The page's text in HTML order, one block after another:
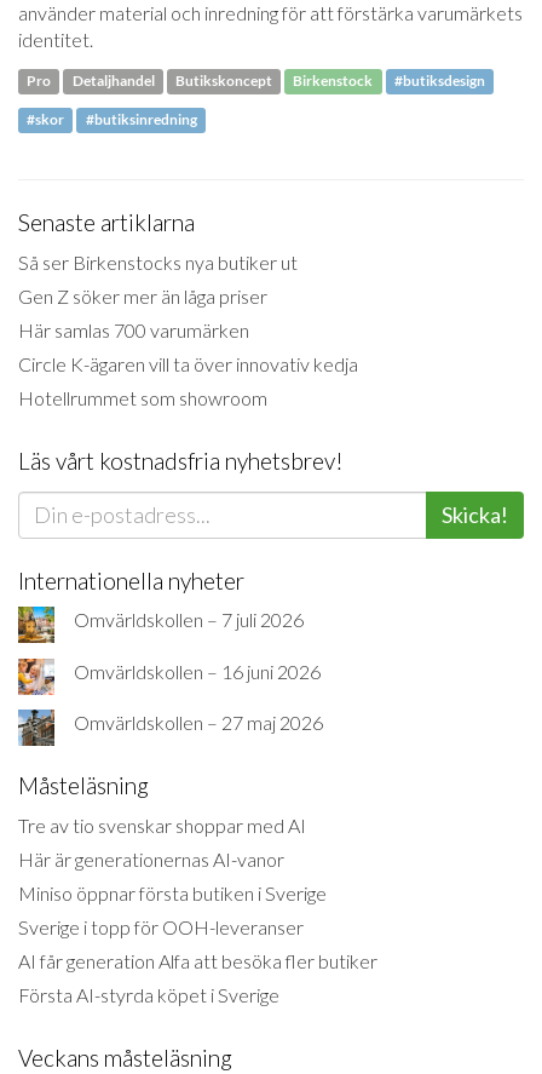
använder material och inredning för att förstärka varumärkets
identitet.
Pro Detaljhandel Butikskoncept Birkenstock #butiksdesign
#skor #butiksinredning
Senaste artiklarna
Så ser Birkenstocks nya butiker ut
Gen Z söker mer än låga priser
Här samlas 700 varumärken
Circle K-ägaren vill ta över innovativ kedja
Hotellrummet som showroom
Läs vårt kostnadsfria nyhetsbrev!
Skicka!
Internationella nyheter
Omvärldskollen – 7 juli 2026
Omvärldskollen – 16 juni 2026
Omvärldskollen – 27 maj 2026
Måsteläsning
Tre av tio svenskar shoppar med AI
Här är generationernas AI-vanor
Miniso öppnar första butiken i Sverige
Sverige i topp för OOH-leveranser
AI får generation Alfa att besöka fler butiker
Första AI-styrda köpet i Sverige
Veckans måsteläsning